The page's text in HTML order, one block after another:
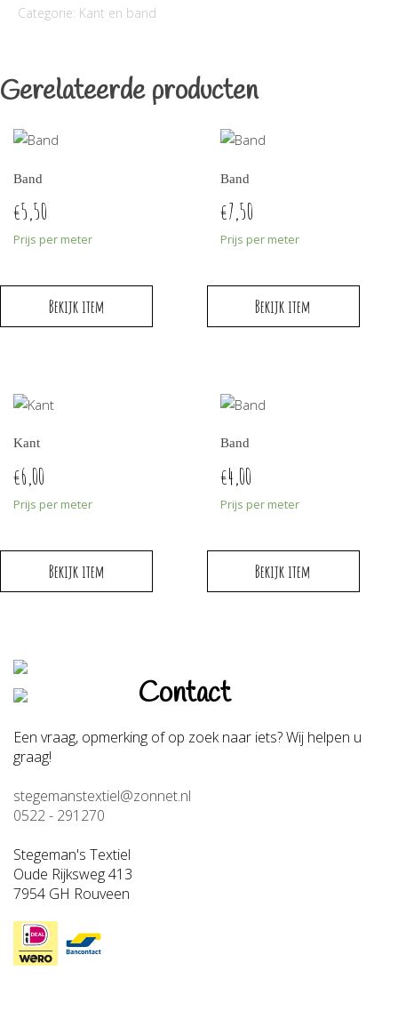
Ruit
aantal
Categorie: Kant en band
Gerelateerde producten
Band
€5,50
Prijs per meter
Bekijk item
Band
€7,50
Prijs per meter
Bekijk item
Kant
€6,00
Prijs per meter
Bekijk item
Band
€4,00
Prijs per meter
Bekijk item
Contact
Een vraag, opmerking of op zoek naar iets? Wij helpen u
graag!
stegemanstextiel@zonnet.nl
0522 - 291270
Stegeman's Textiel
Oude Rijksweg 413
7954 GH Rouveen